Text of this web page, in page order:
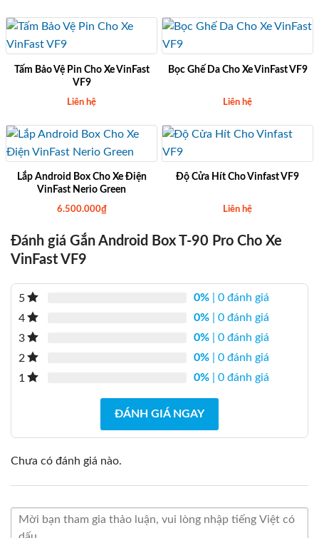
Tấm Bảo Vệ Pin Cho Xe VinFast
VF9
Liên hệ
Bọc Ghế Da Cho Xe VinFast VF9
Liên hệ
Lắp Android Box Cho Xe Điện
VinFast Nerio Green
6.500.000₫
Độ Cửa Hít Cho Vinfast VF9
Liên hệ
Đánh giá Gắn Android Box T-90 Pro Cho Xe
VinFast VF9
5 0% | 0 đánh giá
4
0% | 0 đánh giá
3
0% | 0 đánh giá
2
0% | 0 đánh giá
1
0% | 0 đánh giá
ĐÁNH GIÁ NGAY
Chưa có đánh giá nào.